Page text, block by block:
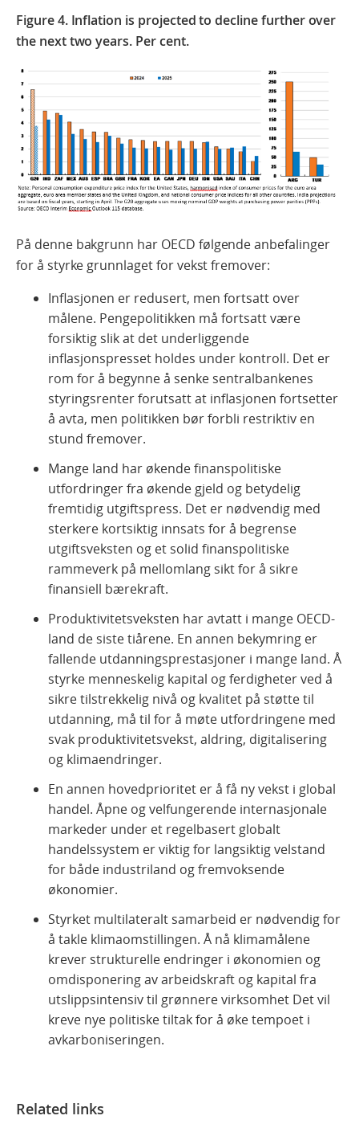
Figure 4. Inflation is projected to decline further over
the next two years. Per cent.
På denne bakgrunn har OECD følgende anbefalinger
for å styrke grunnlaget for vekst fremover:
Inflasjonen er redusert, men fortsatt over
målene. Pengepolitikken må fortsatt være
forsiktig slik at det underliggende
inflasjonspresset holdes under kontroll. Det er
rom for å begynne å senke sentralbankenes
styringsrenter forutsatt at inflasjonen fortsetter
å avta, men politikken bør forbli restriktiv en
stund fremover.
Mange land har økende finanspolitiske
utfordringer fra økende gjeld og betydelig
fremtidig utgiftspress. Det er nødvendig med
sterkere kortsiktig innsats for å begrense
utgiftsveksten og et solid finanspolitiske
rammeverk på mellomlang sikt for å sikre
finansiell bærekraft.
Produktivitetsveksten har avtatt i mange OECD-
land de siste tiårene. En annen bekymring er
fallende utdanningsprestasjoner i mange land. Å
styrke menneskelig kapital og ferdigheter ved å
sikre tilstrekkelig nivå og kvalitet på støtte til
utdanning, må til for å møte utfordringene med
svak produktivitetsvekst, aldring, digitalisering
og klimaendringer.
En annen hovedprioritet er å få ny vekst i global
handel. Åpne og velfungerende internasjonale
markeder under et regelbasert globalt
handelssystem er viktig for langsiktig velstand
for både industriland og fremvoksende
økonomier.
Styrket multilateralt samarbeid er nødvendig for
å takle klimaomstillingen. Å nå klimamålene
krever strukturelle endringer i økonomien og
omdisponering av arbeidskraft og kapital fra
utslippsintensiv til grønnere virksomhet Det vil
kreve nye politiske tiltak for å øke tempoet i
avkarboniseringen.
Related links